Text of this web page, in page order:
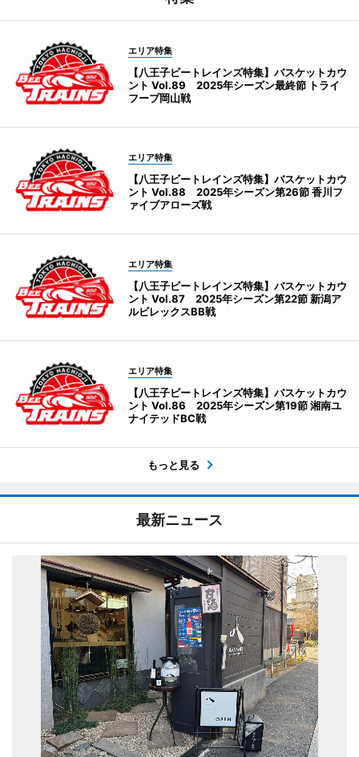
エリア特集
【八王子ビートレインズ特集】バスケットカウ
ント Vol.89 2025年シーズン最終節 トライ
フープ岡山戦
エリア特集
【八王子ビートレインズ特集】バスケットカウ
ント Vol.88 2025年シーズン第26節 香川フ
ァイブアローズ戦
エリア特集
【八王子ビートレインズ特集】バスケットカウ
ント Vol.87 2025年シーズン第22節 新潟ア
ルビレックスBB戦
エリア特集
【八王子ビートレインズ特集】バスケットカウ
ント Vol.86 2025年シーズン第19節 湘南ユ
ナイテッドBC戦
もっと見る
最新ニュース